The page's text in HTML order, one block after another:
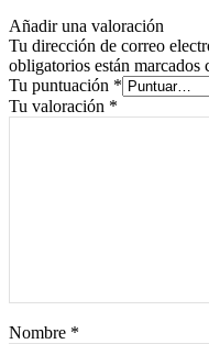
Añadir una valoración
Tu dirección de correo
obligatorios están marcados
Tu puntuación *
Tu valoración *
Nombre *